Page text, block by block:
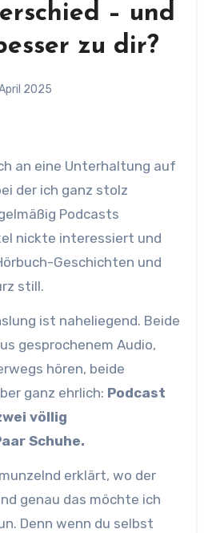
– und
zu dir?
2025
der ich ganz stolz
Podcasts
nickte interessiert und
Geschichten und
still.
ist naheliegend. Beide
gesprochenem Audio,
hören, beide
ganz ehrlich: Podcast
völlig
Schuhe.
erklärt, wo der
genau das möchte ich
Denn wenn du selbst